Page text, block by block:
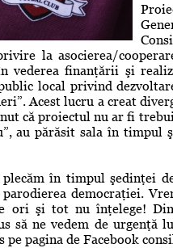
la asocierea/
vederea finanţării şi
local privind
Acest lucru a creat
că proiectul nu ar fi
au părăsit sala în timpul
plecăm în timpul şedinţei
democraţiei.
ori şi tot nu înţelege!
să ne vedem de urgenţă
pe pagina de Facebook